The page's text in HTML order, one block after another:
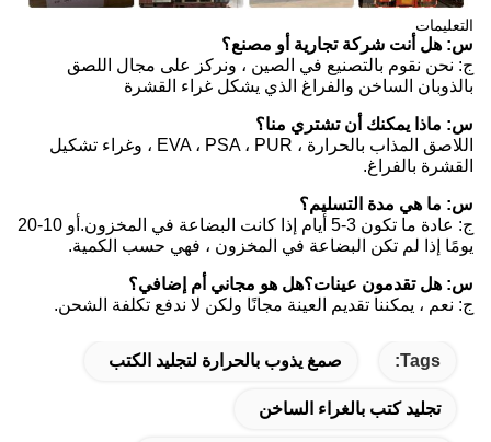
التعليمات
س: هل أنت شركة تجارية أو مصنع؟
ج: نحن نقوم بالتصنيع في الصين ، ونركز على مجال اللصق
بالذوبان الساخن والفراغ الذي يشكل غراء القشرة
س: ماذا يمكنك أن تشتري منا؟
اللاصق المذاب بالحرارة ، EVA ، PSA ، PUR ، وغراء تشكيل
القشرة بالفراغ.
س: ما هي مدة التسليم؟
ج: عادة ما تكون 3-5 أيام إذا كانت البضاعة في المخزون.أو 10-20
يومًا إذا لم تكن البضاعة في المخزون ، فهي حسب الكمية.
س: هل تقدمون عينات؟هل هو مجاني أم إضافي؟
ج: نعم ، يمكننا تقديم العينة مجانًا ولكن لا ندفع تكلفة الشحن.
Tags: صمغ يذوب بالحرارة لتجليد الكتب
تجليد كتب بالغراء الساخن